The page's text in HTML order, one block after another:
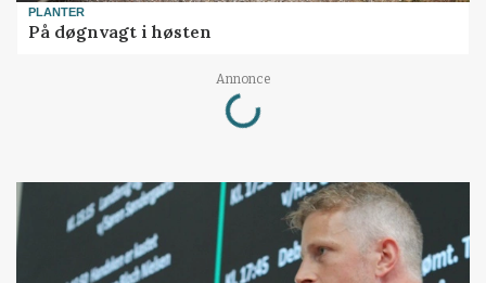
PLANTER
På døgnvagt i høsten
Annonce
Loading...